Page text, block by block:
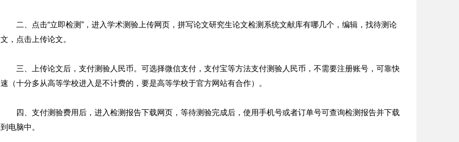
二、点击“立即检测”，进入学术测验上传网页，拼写论文研究生论文检测系统文献库有哪几个，编辑，找待测论
文，点击上传论文。
三、上传论文后，支付测验人民币。可选择微信支付，支付宝等方法支付测验人民币，不需要注册账号，可靠快
速（十分多从高等学校进入是不计费的，要是高等学校于官方网站有合作）。
四、支付测验费用后，进入检测报告下载网页，等待测验完成后，使用手机号或者订单号可查询检测报告并下载
到电脑中。